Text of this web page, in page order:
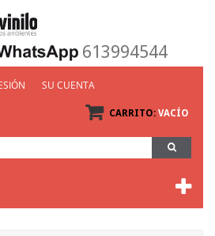
613994544
SU CUENTA
CARRITO: VACÍO